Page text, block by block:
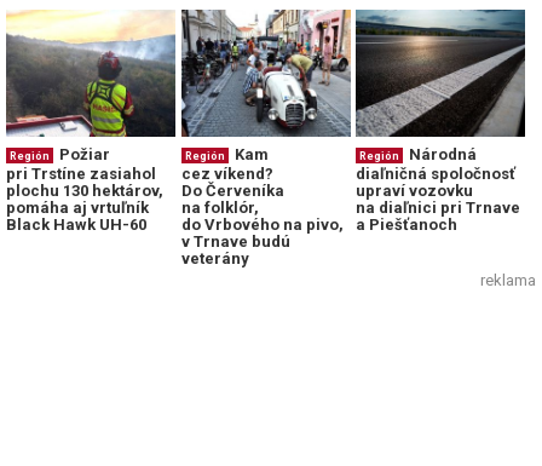
Región
Požiar
pri Trstíne zasiahol
plochu 130 hektárov,
pomáha aj vrtuľník
Black Hawk UH-60
Región
Kam
cez víkend?
Do Červeníka
na folklór,
do Vrbového na pivo,
v Trnave budú
veterány
Región
Národná
diaľničná spoločnosť
upraví vozovku
na diaľnici pri Trnave
a Piešťanoch
reklama